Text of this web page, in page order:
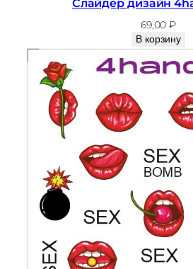
69,00₽
В корзину